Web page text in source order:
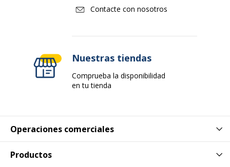
Código de barras maestro 3219913631325
Referencia del fabricante SD363132A
Datos logísticos
Datos logísticos
Cantidad empaquetada 1
Operaciones comerciales
Productos
Contacte con nosotros
Nuestras tiendas
Comprueba la disponibilidad
en tu tienda